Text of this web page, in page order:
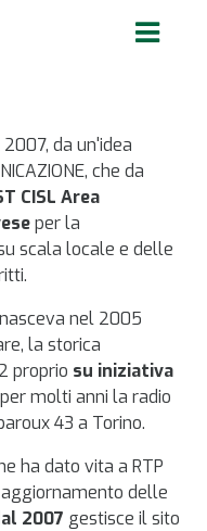
da un'idea
, che da
CISL Area
per la
scala locale e delle
nel 2005
, la storica
proprio su iniziativa
molti anni la radio
43 a Torino.
ha dato vita a RTP
delle
2007 gestisce il sito